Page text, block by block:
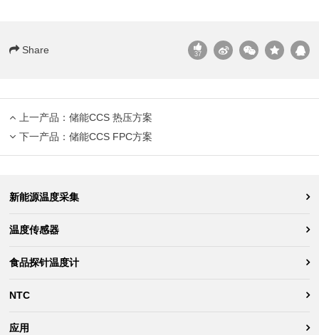
Share 37
上一产品： 储能CCS 热压方案
下一产品： 储能CCS FPC方案
新能源温度采集
温度传感器
食品探针温度计
NTC
应用